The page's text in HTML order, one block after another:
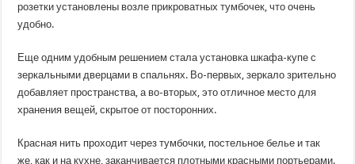
розетки установлены возле прикроватных тумбочек, что очень
удобно.
Еще одним удобным решением стала установка шкафа-купе с
зеркальными дверцами в спальнях. Во-первых, зеркало зрительно
добавляет пространства, а во-вторых, это отличное место для
хранения вещей, скрытое от посторонних.
Красная нить проходит через тумбочки, постельное белье и так
же, как и на кухне, заканчивается плотными красными портьерами.